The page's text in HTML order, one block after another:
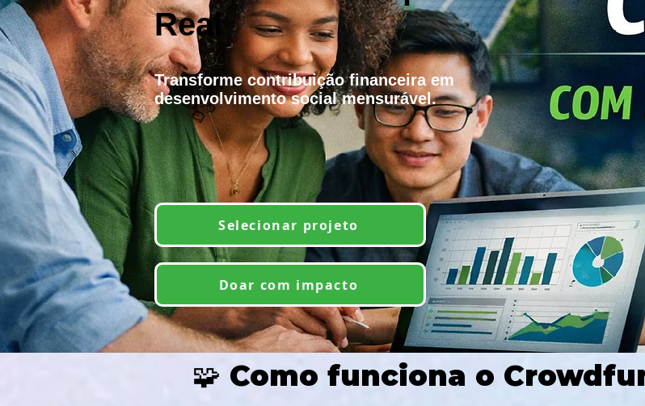
Real
Transforme contribuição financeira em
desenvolvimento social mensurável.
Selecionar projeto
Doar com impacto
🧩 Como funciona o